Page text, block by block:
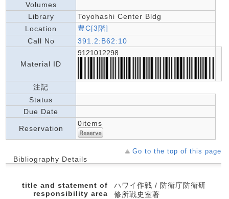
Volumes
Library
Toyohashi Center Bldg
Location
豊C[3階]
Call No
391.2:B62:10
Material ID
9121012298
注記
Status
Due Date
Reservation
0items
Go to the top of this page
Bibliography Details
title and statement of
responsibility area
ハワイ作戦 / 防衛庁防衛研
修所戦史室著